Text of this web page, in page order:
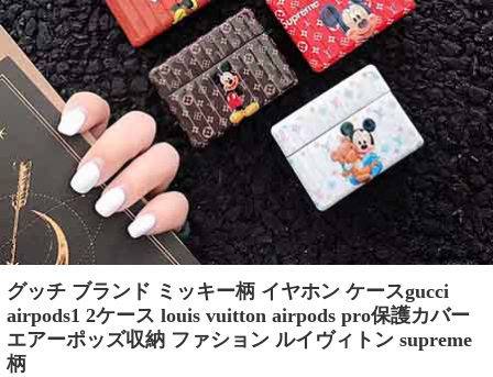
グッチ ブランド ミッキー柄 イヤホン ケースgucci
airpods1 2ケース louis vuitton airpods pro保護カバー
エアーポッズ収納 ファション ルイヴィトン supreme
柄